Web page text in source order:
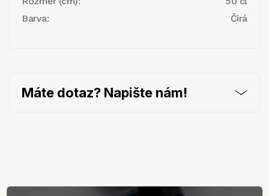
Barva:
Čirá
Máte dotaz? Napište nám!